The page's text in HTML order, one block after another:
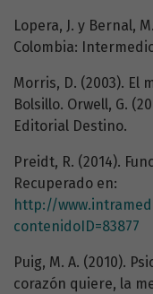
Lopera, J. y Bernal,
Colombia:
Morris, D. (2003). El
Bolsillo. Orwell, G.
Editorial Destino.
Preidt, R. (2014).
Recuperado en:
http://
contenidoID=83877
Puig, M. A. (2010).
corazón quiere, la